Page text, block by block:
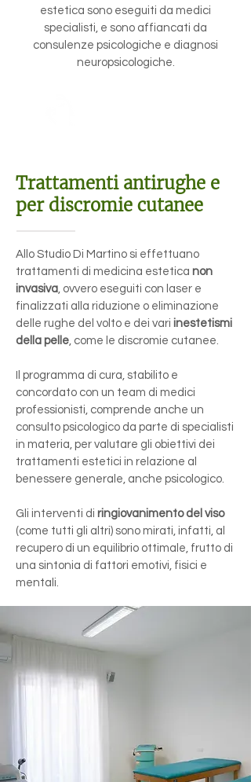
estetica sono eseguiti da medici
specialisti, e sono affiancati da
consulenze psicologiche e diagnosi
neuropsicologiche.
Trattamenti antirughe e
per discromie cutanee
Allo Studio Di Martino si effettuano
trattamenti di medicina estetica non
invasiva, ovvero eseguiti con laser e
finalizzati alla riduzione o eliminazione
delle rughe del volto e dei vari inestetismi
della pelle, come le discromie cutanee.
Il programma di cura, stabilito e
concordato con un team di medici
professionisti, comprende anche un
consulto psicologico da parte di specialisti
in materia, per valutare gli obiettivi dei
trattamenti estetici in relazione al
benessere generale, anche psicologico.
Gli interventi di ringiovanimento del viso
(come tutti gli altri) sono mirati, infatti, al
recupero di un equilibrio ottimale, frutto di
una sintonia di fattori emotivi, fisici e
mentali.